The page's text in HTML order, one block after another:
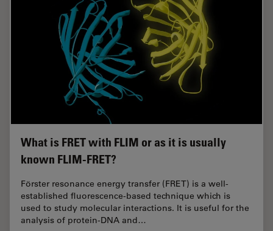
What is FRET with FLIM or as it is usually
known FLIM-FRET?
Förster resonance energy transfer (FRET) is a well-
established fluorescence-based technique which is
used to study molecular interactions. It is useful for the
analysis of protein-DNA and…